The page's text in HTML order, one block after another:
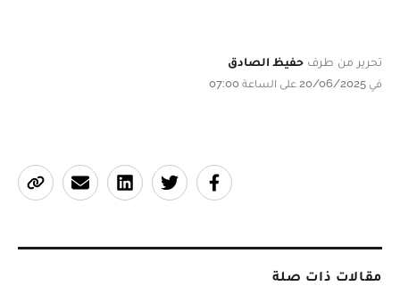
تحرير من طرف حفيظ الصادق
في 20/06/2025 على الساعة 07:00
مقالات ذات صلة